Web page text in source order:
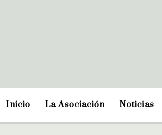
Inicio La Asociación Noticias